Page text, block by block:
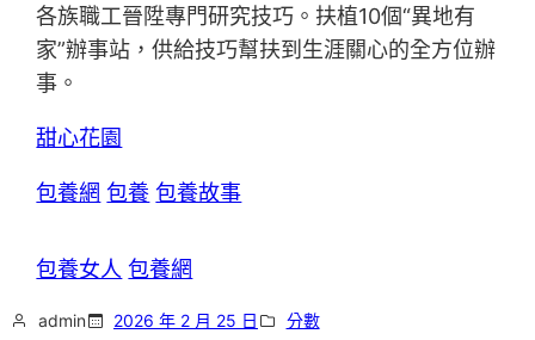
各族職工晉陞專門研究技巧。扶植10個“異地有
家”辦事站，供給技巧幫扶到生涯關心的全方位辦
事。
甜心花園
包養網 包養 包養故事
包養女人 包養網
admin 2026 年 2 月 25 日 分數